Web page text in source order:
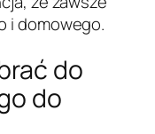
i domowego.
do
do